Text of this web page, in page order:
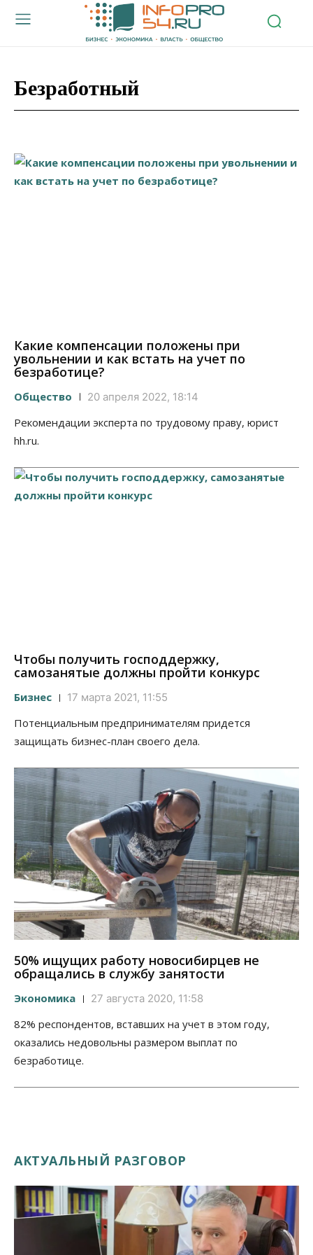
Безработный
Какие компенсации положены при
увольнении и как встать на учет по
безработице?
Общество 20 апреля 2022, 18:14
Рекомендации эксперта по трудовому праву, юрист
hh.ru.
Чтобы получить господдержку,
самозанятые должны пройти конкурс
Бизнес 17 марта 2021, 11:55
Потенциальным предпринимателям придется
защищать бизнес-план своего дела.
50% ищущих работу новосибирцев не
обращались в службу занятости
Экономика 27 августа 2020, 11:58
82% респондентов, вставших на учет в этом году,
оказались недовольны размером выплат по
безработице.
АКТУАЛЬНЫЙ РАЗГОВОР